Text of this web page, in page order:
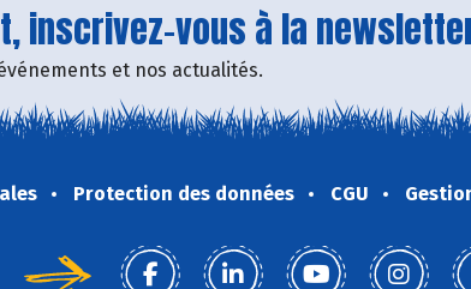
inscrivez-vous à la
et nos actualités.
Protection des données CGU